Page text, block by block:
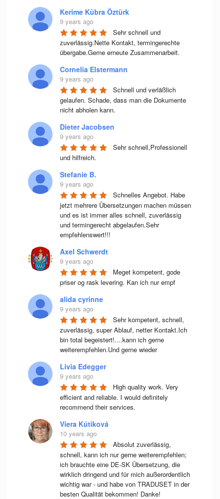
Kerime Kübra Öztürk
9 years ago
Sehr schnell und
zuverlässig.Nette Kontakt, termingerechte
übergabe.Gerne erneute Zusammenarbeit.
Cornelia Elstermann
9 years ago
Schnell und verläßlich
gelaufen. Schade, dass man die Dokumente
nicht abholen kann.
Dieter Jacobsen
9 years ago
Sehr schnell,Professionell
und hilfreich.
Stefanie B.
9 years ago
Schnelles Angebot. Habe
jetzt mehrere Übersetzungen machen müssen
und es ist immer alles schnell, zuverlässig
und termingerecht abgelaufen.Sehr
empfehlenswert!!!
Axel Schwerdt
9 years ago
Meget kompetent, gode
priser og rask levering. Kan ich nur empf
alida cyrinne
9 years ago
Sehr kompetent, schnell,
zuverlässig, super Ablauf, netter Kontakt.Ich
bin total begeistert!....kann ich gerne
weiterempfehlen.Und gerne wieder
Livia Edegger
9 years ago
High quality work. Very
efficient and reliable. I would definitely
recommend their services.
Viera Kútiková
10 years ago
Absolut zuverlässig,
schnell, kann ich nur gerne weiterempfehlen;
ich brauchte eine DE-SK Übersetzung, die
wirklich dringend und für mich außerordentlich
wichtig war - und habe von TRADUSET in der
besten Qualität bekommen! Danke!